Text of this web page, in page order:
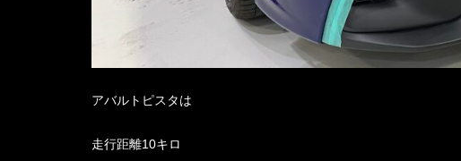
アバルトピスタは
走行距離10キロ